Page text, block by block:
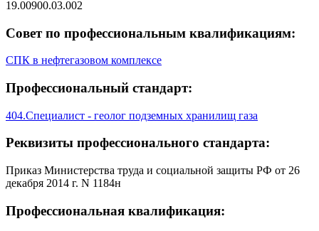
19.00900.03.002
Совет по профессиональным квалификациям:
СПК в нефтегазовом комплексе
Профессиональный стандарт:
404.Специалист - геолог подземных хранилищ газа
Реквизиты профессионального стандарта:
Приказ Министерства труда и социальной защиты РФ от 26
декабря 2014 г. N 1184н
Профессиональная квалификация: